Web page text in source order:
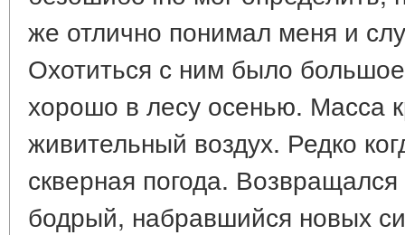
же отлично понимал меня и
Охотиться с ним было
хорошо в лесу осенью. Масса
живительный воздух. Редко
скверная погода.
бодрый, набравшийся новых